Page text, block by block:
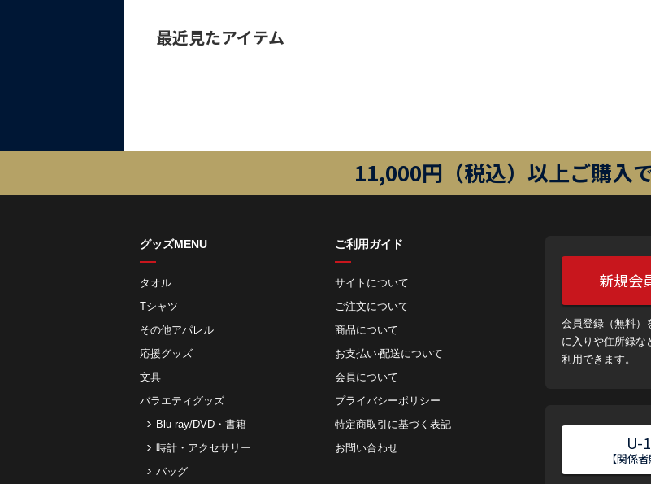
最近見たアイテム
11,000円（税込）以上ご購入
グッズMENU
タオル
Tシャツ
その他アパレル
応援グッズ
文具
バラエティグッズ
Blu-ray/DVD・書籍
時計・アクセサリー
バッグ
ご利用ガイド
サイトについて
ご注⽂について
商品について
お⽀払い‧配送について
会員について
プライバシーポリシー
特定商取引に基づく表記
お問い合わせ
新規会
会員登録（無料）
に入りや住所録な
利用できます。
U-
【関係者